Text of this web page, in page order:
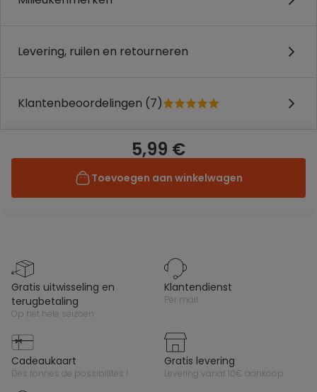
Levering, ruilen en retourneren
Klantenbeoordelingen (7)
5,99 €
Toevoegen aan winkelwagen
gratis uitwisseling en
terugbetaling
op het hele seizoen
klantendienst
per mail
cadeaukaart
des tonnes de possibilités !
gratis levering
levering vanaf 10€ aankoop